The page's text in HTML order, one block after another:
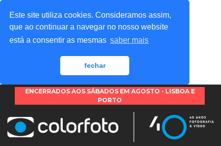
Este site utiliza cookies. Consideramos assim,
que ao continuar a navegar no nosso website
está a consentir as mesmas saber mais
fechar
ENCERRADOS AOS SÁBADOS EM AGOSTO - LISBOA E
PORTO